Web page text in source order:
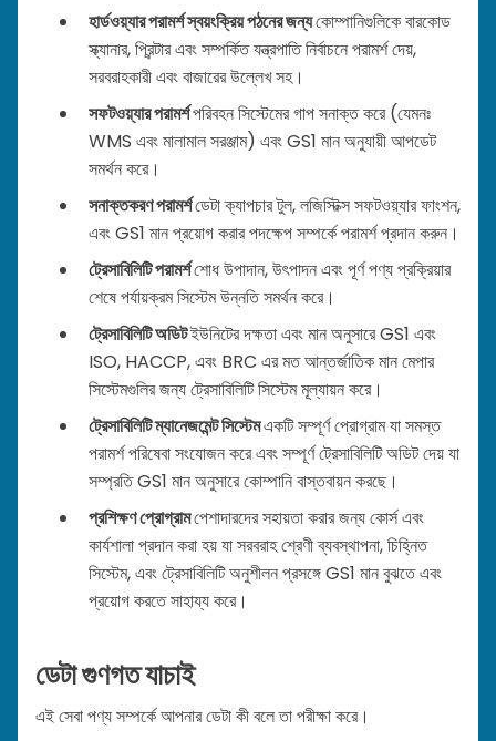
হার্ডওয়্যার পরামর্শ স্বয়ংক্রিয় পঠনের জন্যকোম্পানিগুলিকে বারকোড
স্ক্যানার, প্রিন্টার এবং সম্পর্কিত যন্ত্রপাতি নির্বাচনে পরামর্শ দেয়,
সরবরাহকারী এবং বাজারের উল্লেখ সহ।
সফটওয়্যার পরামর্শপরিবহন সিস্টেমের গাপ সনাক্ত করে (যেমনঃ
WMS এবং মালামাল সরঞ্জাম) এবং GS1 মান অনুযায়ী আপডেট
সমর্থন করে।
সনাক্তকরণ পরামর্শডেটা ক্যাপচার টুল, লজিস্টিক্স সফটওয়্যার ফাংশন,
এবং GS1 মান প্রয়োগ করার পদক্ষেপ সম্পর্কে পরামর্শ প্রদান করুন।
ট্রেসাবিলিটি পরামর্শশোধ উপাদান, উৎপাদন এবং পূর্ণ পণ্য প্রক্রিয়ার
শেষে পর্যায়ক্রম সিস্টেম উন্নতি সমর্থন করে।
ট্রেসাবিলিটি অডিটইউনিটের দক্ষতা এবং মান অনুসারে GS1 এবং
ISO, HACCP, এবং BRC এর মত আন্তর্জাতিক মান মেপার
সিস্টেমগুলির জন্য ট্রেসাবিলিটি সিস্টেম মূল্যায়ন করে।
ট্রেসাবিলিটি ম্যানেজমেন্ট সিস্টেমএকটি সম্পূর্ণ প্রোগ্রাম যা সমস্ত
পরামর্শ পরিষেবা সংযোজন করে এবং সম্পূর্ণ ট্রেসাবিলিটি অডিট দেয় যা
সম্প্রতি GS1 মান অনুসারে কোম্পানি বাস্তবায়ন করছে।
প্রশিক্ষণ প্রোগ্রামপেশাদারদের সহায়তা করার জন্য কোর্স এবং
কার্যশালা প্রদান করা হয় যা সরবরাহ শ্রেণী ব্যবস্থাপনা, চিহ্নিত
সিস্টেম, এবং ট্রেসাবিলিটি অনুশীলন প্রসঙ্গে GS1 মান বুঝতে এবং
প্রয়োগ করতে সাহায্য করে।
ডেটা গুণগত যাচাই
এই সেবা পণ্য সম্পর্কে আপনার ডেটা কী বলে তা পরীক্ষা করে।